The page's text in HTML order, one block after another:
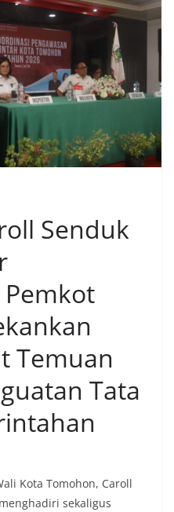
Senduk
Pemkot
Temuan
Tata
Kota Tomohon, Caroll
sekaligus